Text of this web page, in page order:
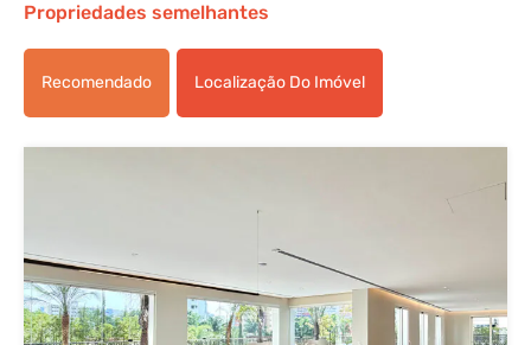
Propriedades semelhantes
Recomendado Localização Do Imóvel